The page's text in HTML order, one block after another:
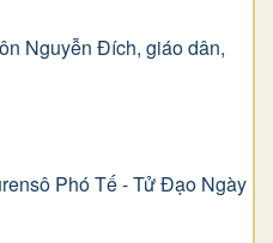
Nguyễn Ðích, giáo dân,
Phó Tế - Tử Đạo Ngày